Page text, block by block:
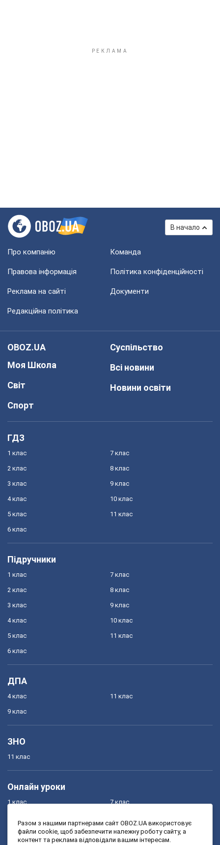
В начало
Про компанію Команда
Правова інформація Політика конфіденційності
Реклама на сайті Документи
Редакційна політика
OBOZ.UA
Моя Школа
Світ
Спорт
Суспільство
Всі новини
Новини освіти
ГДЗ
1 клас
2 клас
3 клас
4 клас
5 клас
6 клас
7 клас
8 клас
9 клас
10 клас
11 клас
Підручники
1 клас
2 клас
3 клас
4 клас
5 клас
6 клас
7 клас
8 клас
9 клас
10 клас
11 клас
ДПА
4 клас
9 клас
11 клас
ЗНО
11 клас
Онлайн уроки
1 клас
3 клас
7 клас
9 клас
Разом з нашими партнерами сайт OBOZ.UA використовує
файли cookie, щоб забезпечити належну роботу сайту, а
контент та реклама відповідали вашим інтересам.